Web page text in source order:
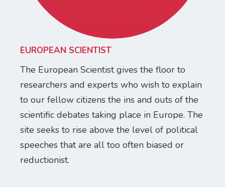
EUROPEAN SCIENTIST
The European Scientist gives the floor to
researchers and experts who wish to explain
to our fellow citizens the ins and outs of the
scientific debates taking place in Europe. The
site seeks to rise above the level of political
speeches that are all too often biased or
reductionist.